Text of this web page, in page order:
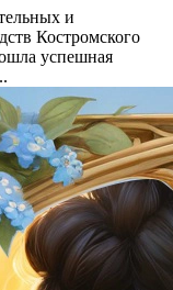
и
Костромского
успешная